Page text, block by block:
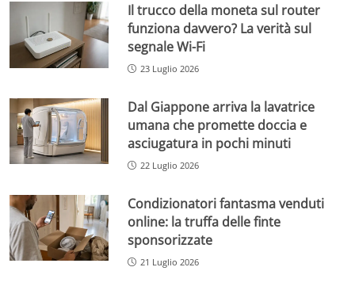
Il trucco della moneta sul router
funziona davvero? La verità sul
segnale Wi-Fi
23 Luglio 2026
Dal Giappone arriva la lavatrice
umana che promette doccia e
asciugatura in pochi minuti
22 Luglio 2026
Condizionatori fantasma venduti
online: la truffa delle finte
sponsorizzate
21 Luglio 2026